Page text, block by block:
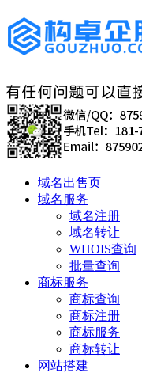
域名出售页
域名服务
域名注册
域名转让
WHOIS查询
批量查询
商标服务
商标查询
商标注册
商标服务
商标转让
网站搭建